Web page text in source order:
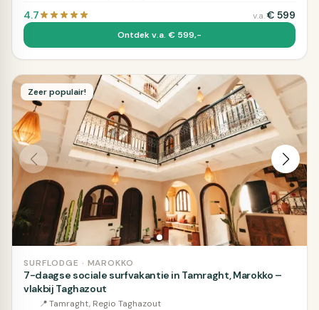
4.7 v.a.€ 599
Ontdek v.a. € 599,-
Zeer populair!
SURFLODGE · MAROKKO
7-daagse sociale surfvakantie in Tamraght, Marokko –
vlakbij Taghazout
📍Tamraght, Regio Taghazout